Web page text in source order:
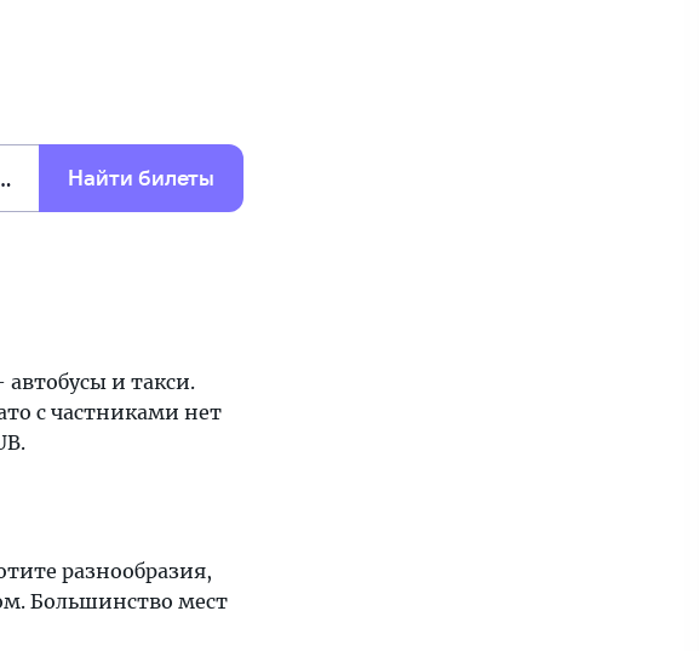
Найти билеты
и такси.
с частниками нет
разнообразия,
Большинство мест